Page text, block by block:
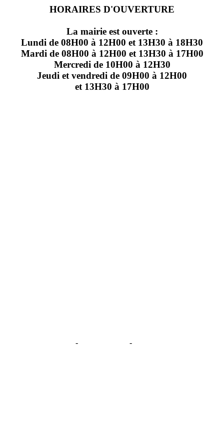
HORAIRES D'OUVERTURE
La mairie est ouverte :
Lundi de 08H00 à 12H00 et 13H30 à 18H30
Mardi de 08H00 à 12H00 et 13H30 à 17H00
Mercredi de 10H00 à 12H30
Jeudi et vendredi de 09H00 à 12H00
et 13H30 à 17H00
- -